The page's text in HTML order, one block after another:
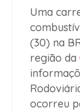
Uma
(30) na
região da
ocorreu